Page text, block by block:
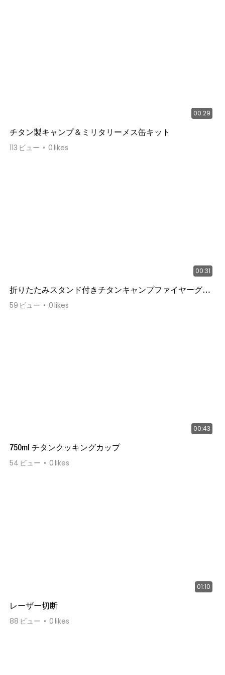
00:29
チタン製キャンプ＆ミリタリーメス缶キット
113 ビュー 0likes
00:31
折りたたみスタンド付きチタンキャンプファイヤーグリ
ルサンドステンレススチールチャコールメッシュ
59 ビュー 0likes
00:43
750ml チタンクッキングカップ
54 ビュー 0likes
01:10
レーザー切断
88 ビュー 0likes